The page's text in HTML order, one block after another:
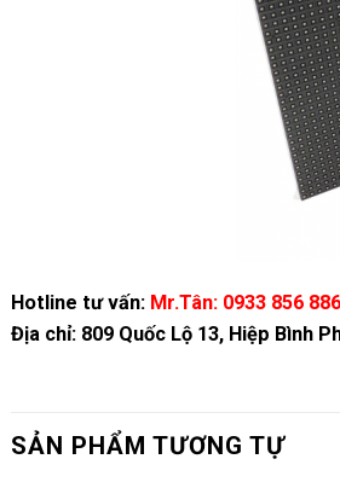
Hotline tư vấn: Mr.Tân: 0933 856
Địa chỉ: 809 Quốc Lộ 13, Hiệp Bình
SẢN PHẨM TƯƠNG TỰ